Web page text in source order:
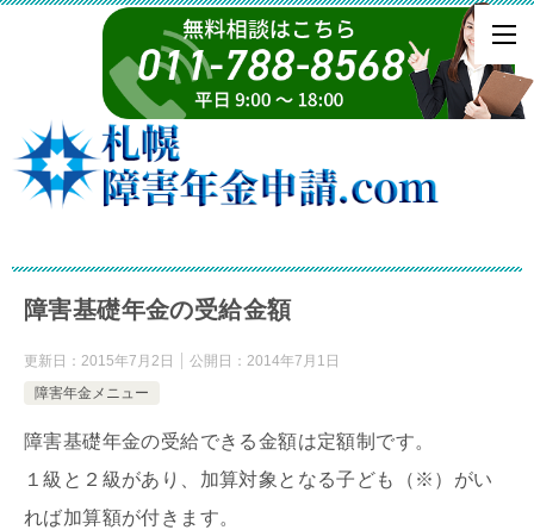
障害基礎年金の受給金額
更新日： 2015年7月2日 公開日： 2014年7月1日
障害年金メニュー
障害基礎年金の受給できる金額は定額制です。
１級と２級があり、加算対象となる子ども（※）がい
れば加算額が付きます。